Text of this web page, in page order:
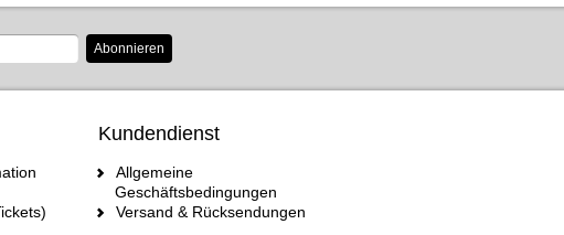
Abonnieren
Kundendienst
Allgemeine
Geschäftsbedingungen
Versand & Rücksendungen